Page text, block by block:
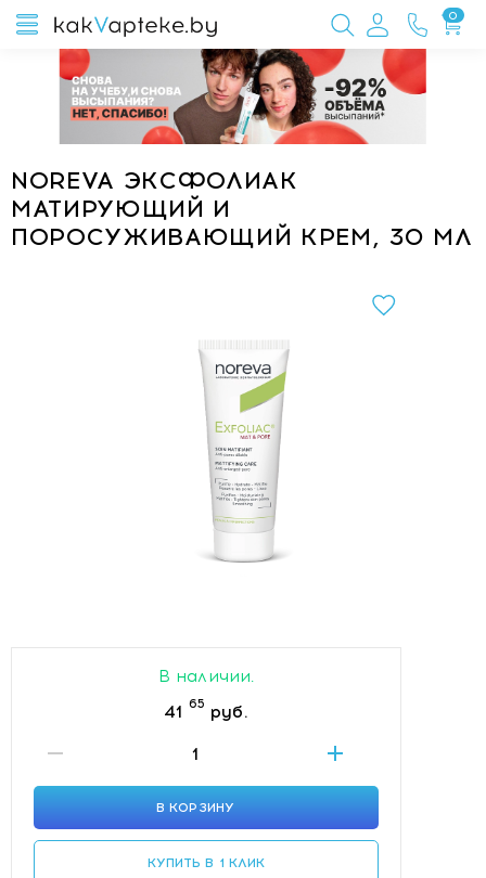
0
NOREVA ЭКСФОЛИАК
МАТИРУЮЩИЙ И
ПОРОСУЖИВАЮЩИЙ КРЕМ, 30 МЛ
В наличии.
41 65 руб.
В КОРЗИНУ
КУПИТЬ В 1 КЛИК